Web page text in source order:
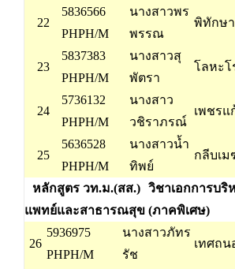
22
5836566
PHPH/M
นางสาวพร
พรรณ
พิทักษา
23
5837383
PHPH/M
นางสาวสุ
พัตรา
โลหะโ
24
5736132
PHPH/M
นางสาว
วชิราภรณ์
เพชรแ
25
5636528
PHPH/M
นางสาวน้ำ
ทิพย์
กลีบเม
หลักสูตร วท.ม.(สส.) วิชาเอกการบริ
แพทย์และสาธารณสุข (ภาคพิเศษ)
26
5936975
PHPH/M
นางสาวภัทร
รัช
เทศถน